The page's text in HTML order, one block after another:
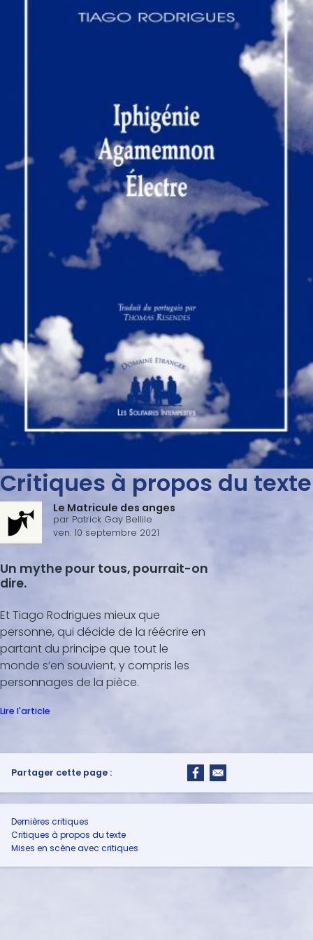
Critiques à propos du texte
Le Matricule des anges
par Patrick Gay Bellile
ven. 10 septembre 2021
Un mythe pour tous, pourrait-on
dire.
Et Tiago Rodrigues mieux que
personne, qui décide de la réécrire en
partant du principe que tout le
monde s’en souvient, y compris les
personnages de la pièce.
Lire l'article
Partager cette page :
Dernières critiques
Critiques à propos du texte
Mises en scène avec critiques